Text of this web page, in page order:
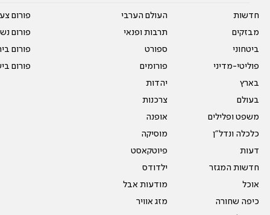
חדשות
מבזקים
ביטחוני
פוליטי-מדיני
בארץ
בעולם
משפט ופלילים
כלכלה ונדל"ן
דעות
חדשות המגזר
אוכל
כיפה שחורה
העולם הערבי
תרבות ופנאי
ספורט
פורומים
יהדות
צרכנות
אופנה
מוסיקה
פיוטקאסט
ילדודס
מודעות אבל
מזג אוויר
פורום
פורום
פורום
פורום